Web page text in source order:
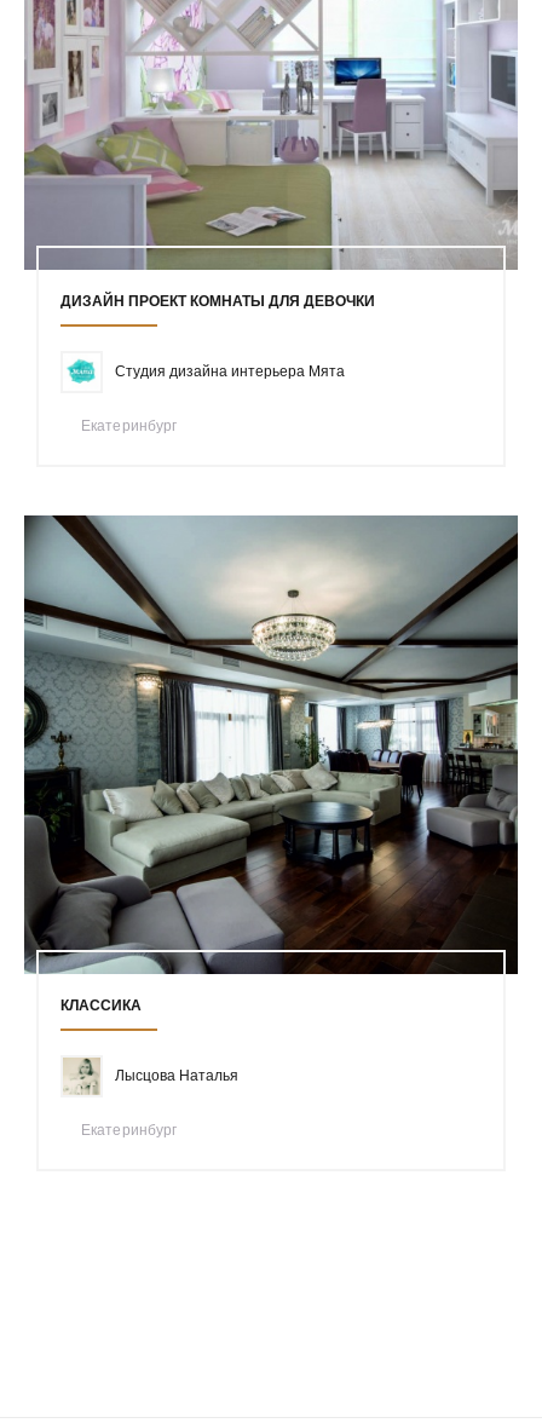
ДИЗАЙН ПРОЕКТ КОМНАТЫ ДЛЯ ДЕВОЧКИ
Студия дизайна интерьера Мята
Екатеринбург
КЛАССИКА
Лысцова Наталья
Екатеринбург